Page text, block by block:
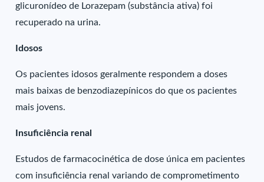
glicuronídeo de Lorazepam (substância ativa) foi
recuperado na urina.
Idosos
Os pacientes idosos geralmente respondem a doses
mais baixas de benzodiazepínicos do que os pacientes
mais jovens.
Insuficiência renal
Estudos de farmacocinética de dose única em pacientes
com insuficiência renal variando de comprometimento